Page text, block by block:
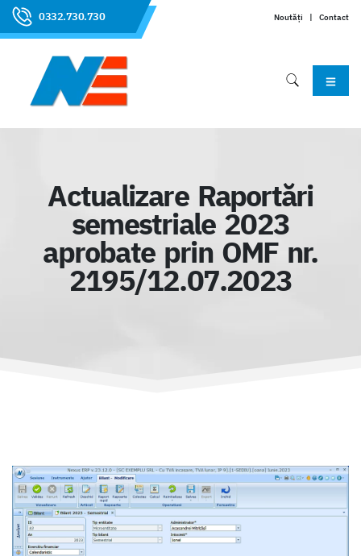
0332.730.730 Noutăți | Contact
Actualizare Raportări
semestriale 2023
aprobate prin OMF nr.
2195/12.07.2023